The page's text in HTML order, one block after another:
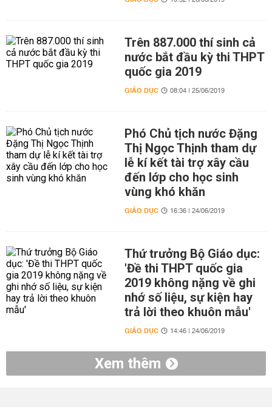
Trên 887.000 thí sinh cả
nước bắt đầu kỳ thi THPT
quốc gia 2019
GIÁO DỤC 08:04 | 25/06/2019
Phó Chủ tịch nước Đặng
Thị Ngọc Thịnh tham dự
lễ kí kết tài trợ xây cầu
đến lớp cho học sinh
vùng khó khăn
GIÁO DỤC 16:36 | 24/06/2019
Thứ trưởng Bộ Giáo dục:
'Đề thi THPT quốc gia
2019 không nặng về ghi
nhớ số liệu, sự kiện hay
trả lời theo khuôn mẫu'
GIÁO DỤC 14:46 | 24/06/2019
Xem thêm